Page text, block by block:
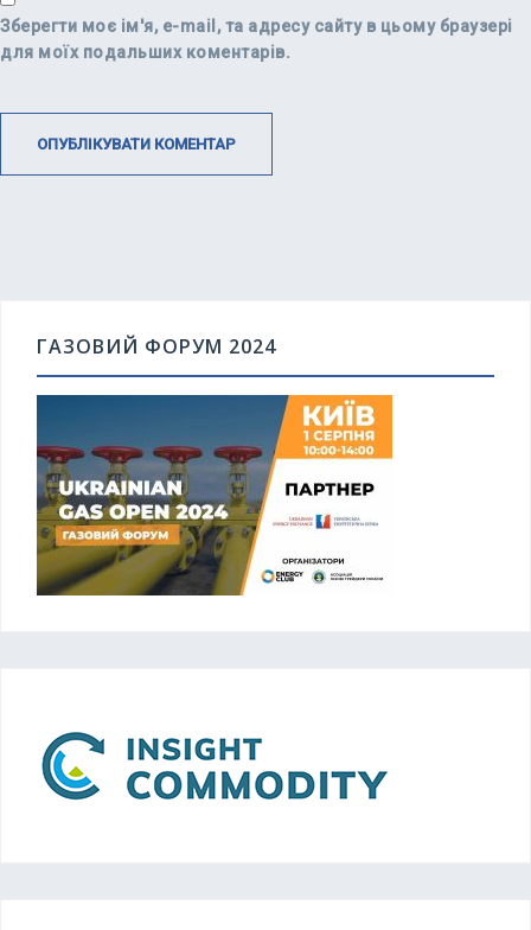
Зберегти моє ім'я, e-mail, та адресу сайту в цьому браузері
для моїх подальших коментарів.
ГАЗОВИЙ ФОРУМ 2024